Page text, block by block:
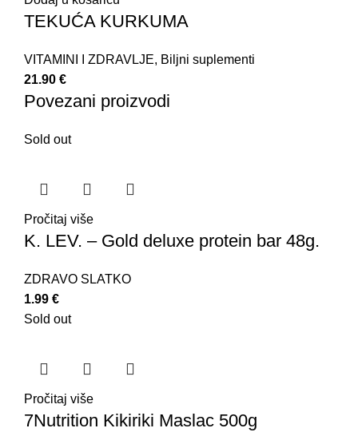
TEKUĆA KURKUMA
VITAMINI I ZDRAVLJE, Biljni suplementi
21.90 €
Povezani proizvodi
Sold out
Pročitaj više
K. LEV. – Gold deluxe protein bar 48g.
ZDRAVO SLATKO
1.99 €
Sold out
Pročitaj više
7Nutrition Kikiriki Maslac 500g